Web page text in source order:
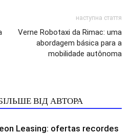
наступна стаття
Verne Robotaxi da Rimac: uma
abordagem básica para a
mobilidade autônoma
ВІД АВТОРА
Leasing: ofertas recordes